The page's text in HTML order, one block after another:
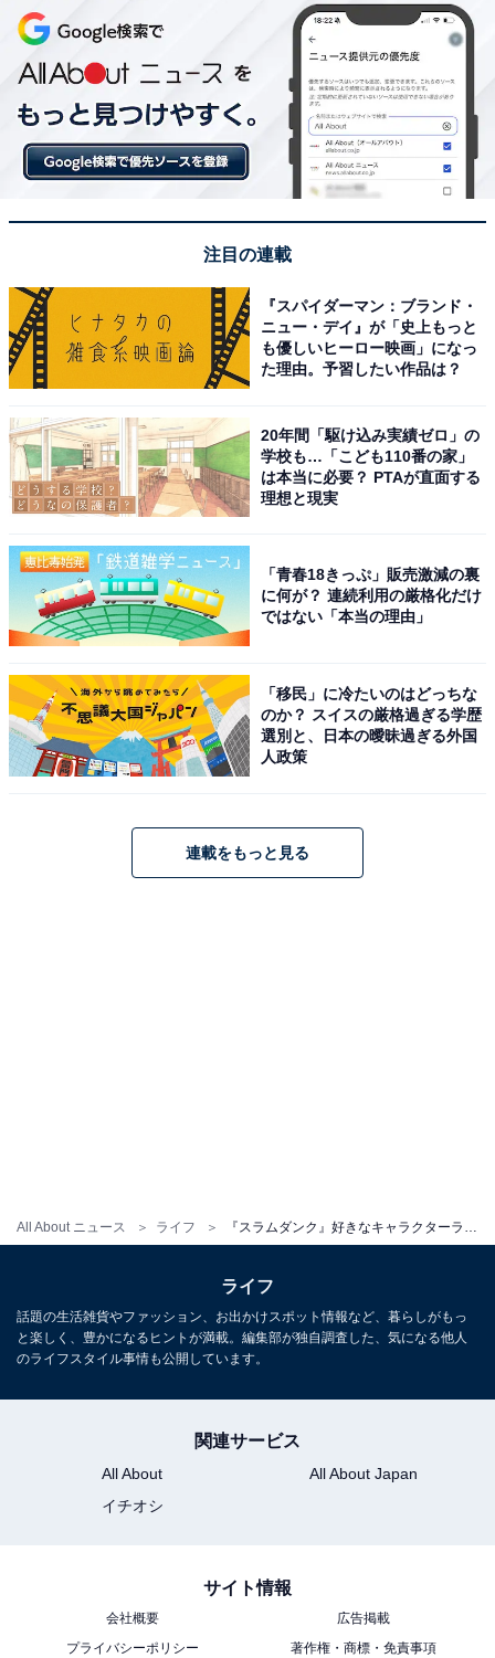
All About ニュース ライフ
第2位：「三井寿」（39票）
回答者からは、「1度バスケの道から離れるも、自分の
性）」「栄光、挫折、復活、後悔、成長を兼ね備えたス
ラムダンクの中で1番人間味のあるキャラクター（39歳
女性）」「人は絶対に失敗をするけど、過去の誤ちを全
メントが多く見られました。
さらに、「センス抜群の3ポイントシューターでかっこ
どれほどのプレーヤーになっていたか気になる（37歳女
性）」「挫折を経験したからこその泥臭く、熱いプレー
注目の連載
『スパイダーマン：ブランド・
ニュー・デイ』が「史上もっと
も優しいヒーロー映画」になっ
た理由。予習したい作品は？
20年間「駆け込み実績ゼロ」の
学校も…「こども110番の家」
は本当に必要？ PTAが直面する
理想と現実
「青春18きっぷ」販売激減の裏
に何が？ 連続利用の厳格化だけ
ではない「本当の理由」
「移民」に冷たいのはどっちな
のか？ スイスの厳格過ぎる学歴
選別と、日本の曖昧過ぎる外国
人政策
連載をもっと見る
ライフ
話題の生活雑貨やファッション、お出かけスポット情報など、暮らしがもっ
と楽しく、豊かになるヒントが満載。編集部が独自調査した、気になる他人
のライフスタイル事情も公開しています。
関連サービス
All About
All About Japan
イチオシ
サイト情報
会社概要
広告掲載
プライバシーポリシー
著作権・商標・免責事項